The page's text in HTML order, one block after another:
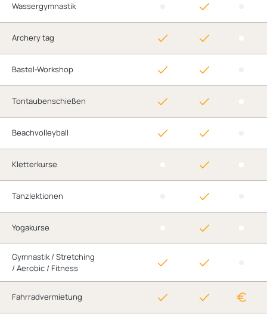
Wassergymnastik
Archery tag
Bastel-Workshop
Tontaubenschießen
Beachvolleyball
Kletterkurse
Tanzlektionen
Yogakurse
Gymnastik / Stretching
/ Aerobic / Fitness
Fahrradvermietung